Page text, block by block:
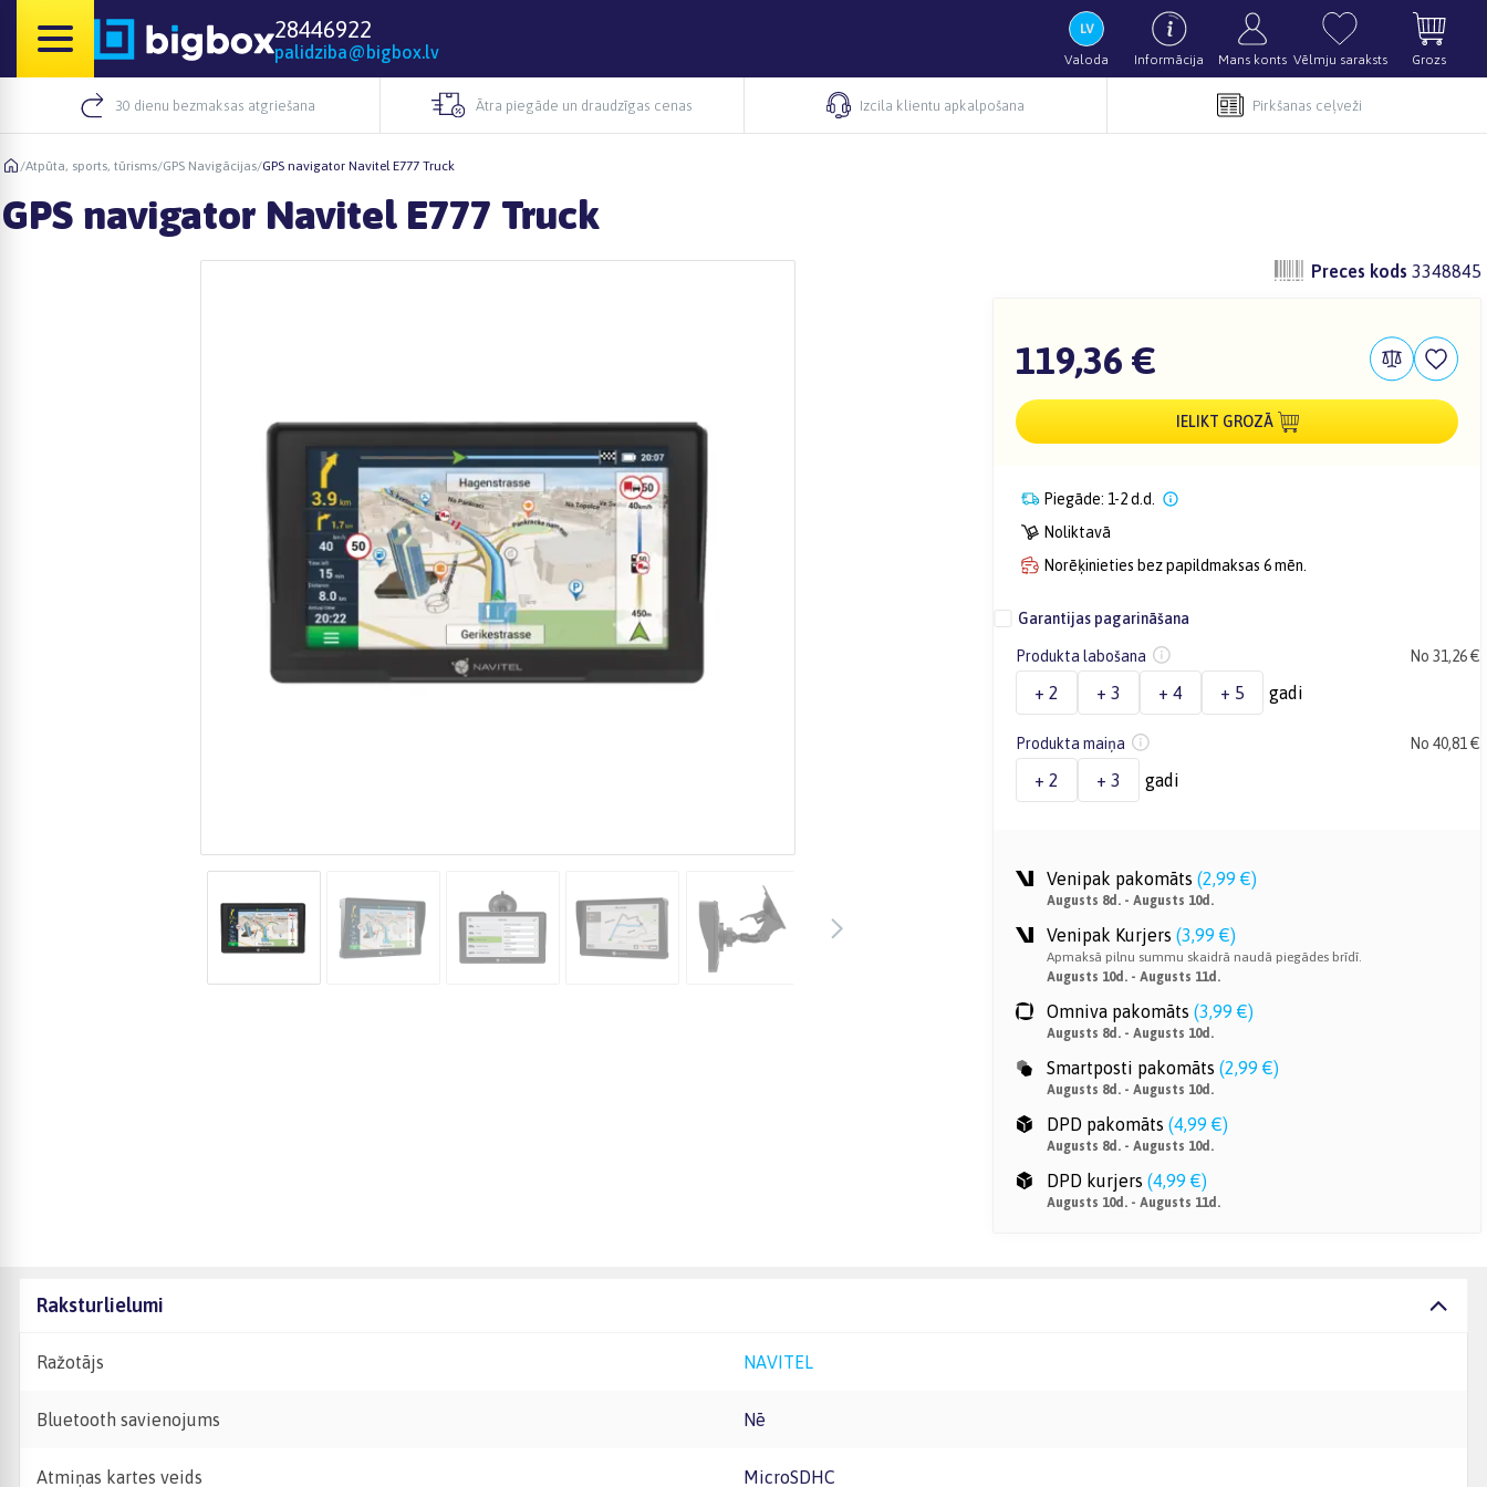
28446922
palidziba@bigbox.lv Valoda Informācija Mans konts Vēlmju saraksts Grozs
30 dienu bezmaksas atgriešana Ātra piegāde un draudzīgas cenas Izcila klientu apkalpošana Pirkšanas ceļveži
/Atpūta, sports, tūrisms/GPS Navigācijas/GPS navigator Navitel E777 Truck
GPS navigator Navitel E777 Truck
Preces kods 3348845
119,36 €
IELIKT GROZĀ
Piegāde: 1-2 d.d.
Noliktavā
Norēķinieties bez papildmaksas 6 mēn.
Garantijas pagarināšana
Produkta labošana No 31,26 €
+ 2 + 3 + 4 + 5 gadi
Produkta maiņa No 40,81 €
+ 2 + 3 gadi
Venipak pakomāts (2,99 €)
Augusts 8d. - Augusts 10d.
Venipak Kurjers (3,99 €)
Apmaksā pilnu summu skaidrā naudā piegādes brīdī.
Augusts 10d. - Augusts 11d.
Omniva pakomāts (3,99 €)
Augusts 8d. - Augusts 10d.
Smartposti pakomāts (2,99 €)
Augusts 8d. - Augusts 10d.
DPD pakomāts (4,99 €)
Augusts 8d. - Augusts 10d.
DPD kurjers (4,99 €)
Augusts 10d. - Augusts 11d.
Raksturlielumi
Ražotājs NAVITEL
Bluetooth savienojums Nē
Atmiņas kartes veids microSDHC